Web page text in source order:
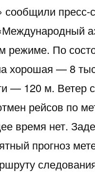
сообщили
режиме. По
хорошая — 8
— 120 м.
рейсов по
время нет.
прогноз